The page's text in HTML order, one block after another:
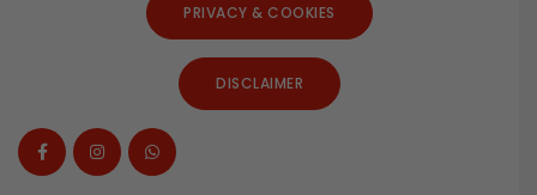
PRIVACY & COOKIES
DISCLAIMER